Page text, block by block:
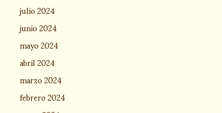
julio 2024
junio 2024
mayo 2024
abril 2024
marzo 2024
febrero 2024